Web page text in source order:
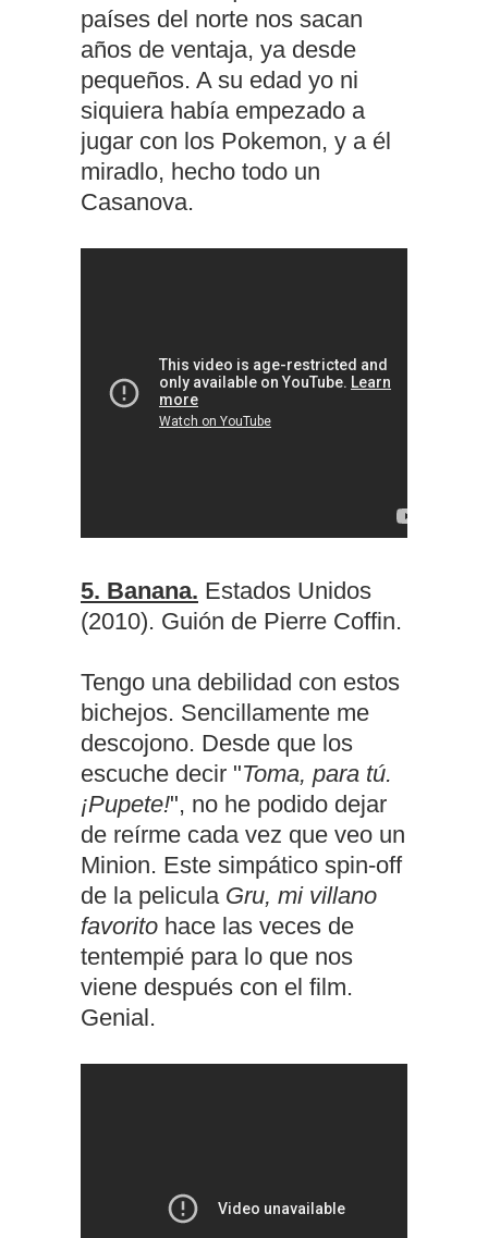
países del norte nos sacan
años de ventaja, ya desde
pequeños. A su edad yo ni
siquiera había empezado a
jugar con los Pokemon, y a él
miradlo, hecho todo un
Casanova.
5. Banana. Estados Unidos
(2010). Guión de Pierre Coffin.
Tengo una debilidad con estos
bichejos. Sencillamente me
descojono. Desde que los
escuche decir "Toma, para tú.
¡Pupete!", no he podido dejar
de reírme cada vez que veo un
Minion. Este simpático spin-off
de la pelicula Gru, mi villano
favorito hace las veces de
tentempié para lo que nos
viene después con el film.
Genial.